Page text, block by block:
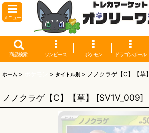
メニュー
商品検索 ワンピース ポケモン ドラゴンボール
ホーム > > タイトル別 > ノノクラゲ【C】【草】
ノノクラゲ【C】【草】 [SV1V_009]